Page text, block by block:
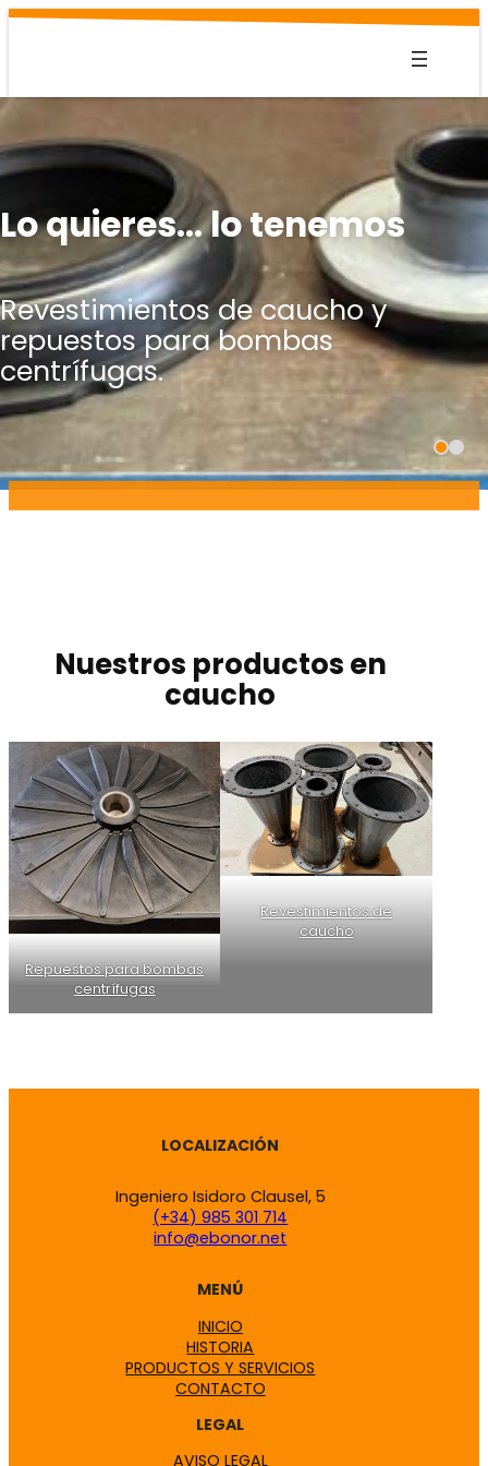
Saltar
Lo quieres… lo tenemos
Revestimientos de caucho y
repuestos para bombas
centrífugas.
Nuestros productos en
caucho
Repuestos para bombas
centrífugas
Revestimientos de
caucho
LOCALIZACIÓN
Ingeniero Isidoro Clausel, 5
(+34) 985 301 714
info@ebonor.net
MENÚ
INICIO
HISTORIA
PRODUCTOS Y SERVICIOS
CONTACTO
LEGAL
AVISO LEGAL